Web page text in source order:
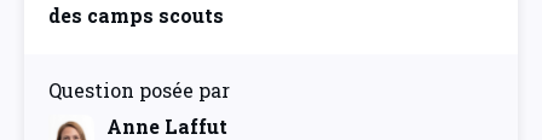
des camps scouts
Question posée par
Anne Laffut